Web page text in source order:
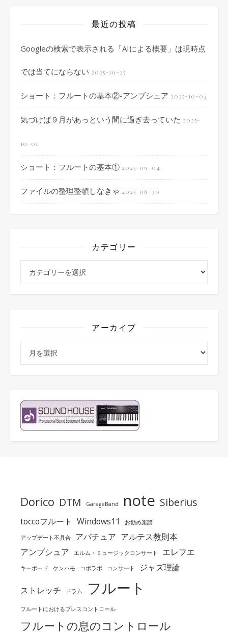
最近の投稿
Googleの検索で表示される「AIによる概要」は現時点
では当てにならない 2025-10-25
ショート：フルートの基本②-アンブシュア 2025-10-04
気づけば９月があっという間に過ぎ去っていた 2025-
10-01
ショート：フルートの基本① 2025-09-04
ファイルの整理整頓しなきゃ 2025-08-30
カテゴリー
アーカイブ
Dorico DTM GarageBand note Siberius
toccoフルート Windows11 お勧め楽譜
アップデート不具合 アパチュア アルテス教則本
アンブシュア
エルム・ミュージックコンサート エレフエ
キーボード ケンハモ コボラボ コンサート ジャズ理論
ストレッチ ドラム フルート
フルートにおけるブレスコントロール
フルートの息のコントロール